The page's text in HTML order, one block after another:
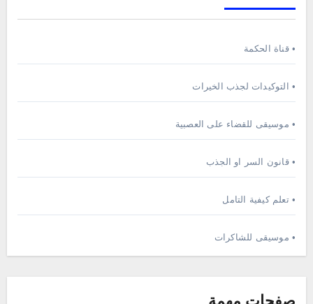
• قناة الحكمة
• التوكيدات لجذب الخيرات
• موسيقى للقضاء على العصبية
• قانون السر او الجذب
• تعلم كيفية التامل
• موسيقى للشاكرات